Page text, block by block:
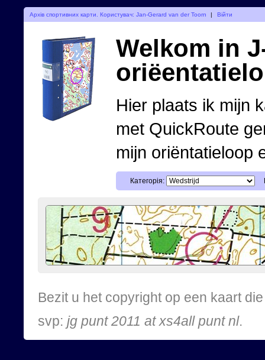
Архів спортивних карти. Користувач: Jan-Gerard van der Toorn | Війти
Welkom in
Hier plaats ik mijn
met QuickRoute
mijn oriëntatieloop
Категорія:
Bezit u het copyright op een kaart
svp: jg punt 2011 at xs4all punt nl.